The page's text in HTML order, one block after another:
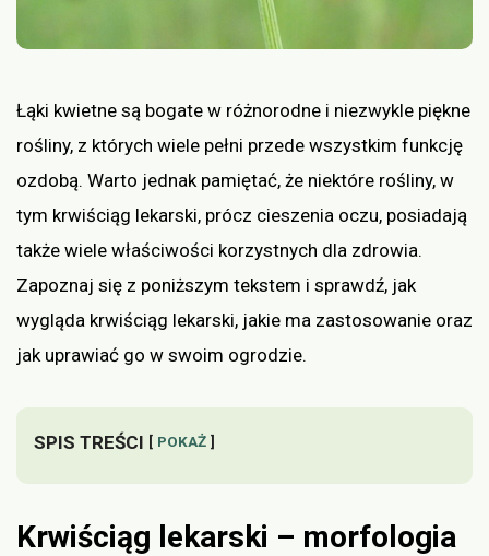
Łąki kwietne są bogate w różnorodne i niezwykle piękne
rośliny, z których wiele pełni przede wszystkim funkcję
ozdobą. Warto jednak pamiętać, że niektóre rośliny, w
tym krwiściąg lekarski, prócz cieszenia oczu, posiadają
także wiele właściwości korzystnych dla zdrowia.
Zapoznaj się z poniższym tekstem i sprawdź, jak
wygląda krwiściąg lekarski, jakie ma zastosowanie oraz
jak uprawiać go w swoim ogrodzie.
SPIS TREŚCI POKAŻ
Krwiściąg lekarski – morfologia